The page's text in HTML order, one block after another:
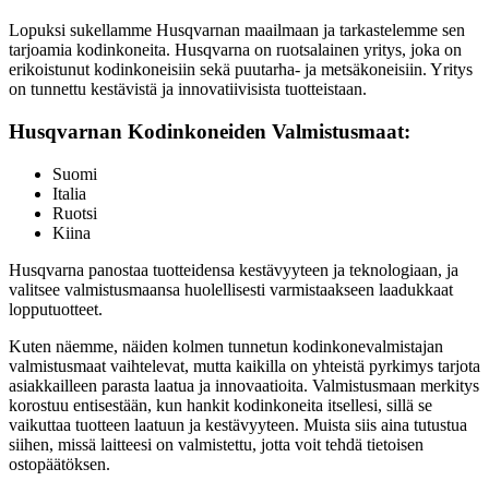
Lopuksi sukellamme Husqvarnan maailmaan ja tarkastelemme sen
tarjoamia kodinkoneita. Husqvarna on ruotsalainen yritys, joka on
erikoistunut kodinkoneisiin sekä puutarha- ja metsäkoneisiin. Yritys
on tunnettu kestävistä ja innovatiivisista tuotteistaan.
Husqvarnan Kodinkoneiden Valmistusmaat:
Suomi
Italia
Ruotsi
Kiina
Husqvarna panostaa tuotteidensa kestävyyteen ja teknologiaan, ja
valitsee valmistusmaansa huolellisesti varmistaakseen laadukkaat
lopputuotteet.
Kuten näemme, näiden kolmen tunnetun kodinkonevalmistajan
valmistusmaat vaihtelevat, mutta kaikilla on yhteistä pyrkimys tarjota
asiakkailleen parasta laatua ja innovaatioita. Valmistusmaan merkitys
korostuu entisestään, kun hankit kodinkoneita itsellesi, sillä se
vaikuttaa tuotteen laatuun ja kestävyyteen. Muista siis aina tutustua
siihen, missä laitteesi on valmistettu, jotta voit tehdä tietoisen
ostopäätöksen.